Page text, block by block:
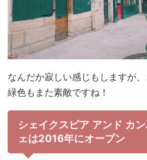
なんだか寂しい感じもしますが
緑色もまた素敵ですね！
シェイクスピア アンド カ
ェは2016年にオープン